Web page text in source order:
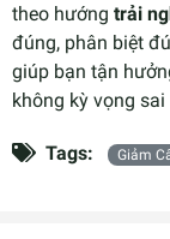
theo hướng trải
đúng, phân biệt
giúp bạn tận
không kỳ vọng
Tags: Giảm